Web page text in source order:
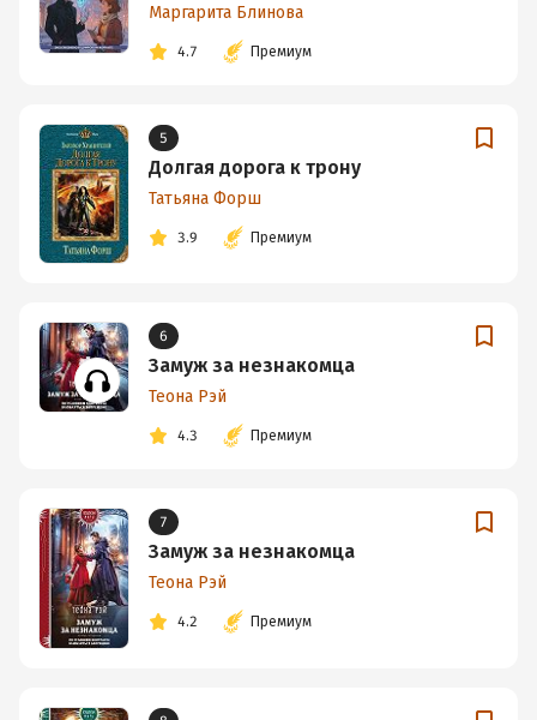
Маргарита Блинова
4.7 Премиум
5
Долгая дорога к трону
Татьяна Форш
3.9 Премиум
6
Замуж за незнакомца
Теона Рэй
4.3 Премиум
7
Замуж за незнакомца
Теона Рэй
4.2 Премиум